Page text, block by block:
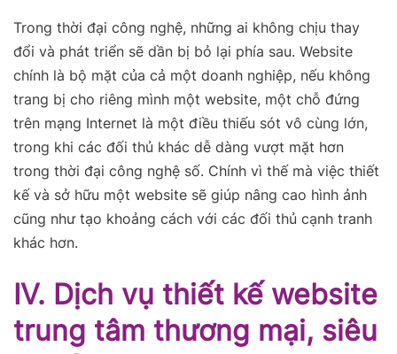
Trong thời đại công nghệ, những ai không chịu thay
đổi và phát triển sẽ dần bị bỏ lại phía sau. Website
chính là bộ mặt của cả một doanh nghiệp, nếu không
trang bị cho riêng mình một website, một chỗ đứng
trên mạng Internet là một điều thiếu sót vô cùng lớn,
trong khi các đối thủ khác dễ dàng vượt mặt hơn
trong thời đại công nghệ số. Chính vì thế mà việc thiết
kế và sở hữu một website sẽ giúp nâng cao hình ảnh
cũng như tạo khoảng cách với các đối thủ cạnh tranh
khác hơn.
IV. Dịch vụ thiết kế website
trung tâm thương mại, siêu